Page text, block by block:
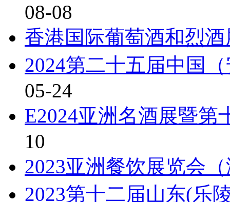
08-08
香港国际葡萄酒和烈
2024第二十五届中国
05-24
E2024亚洲名酒展暨第
10
2023亚洲餐饮展览会
2023第十二届山东(乐